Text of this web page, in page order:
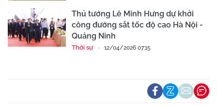
Thủ tướng Lê Minh Hưng dự khởi
công đường sắt tốc độ cao Hà Nội -
Quảng Ninh
Thời sự 12/04/2026 07:15